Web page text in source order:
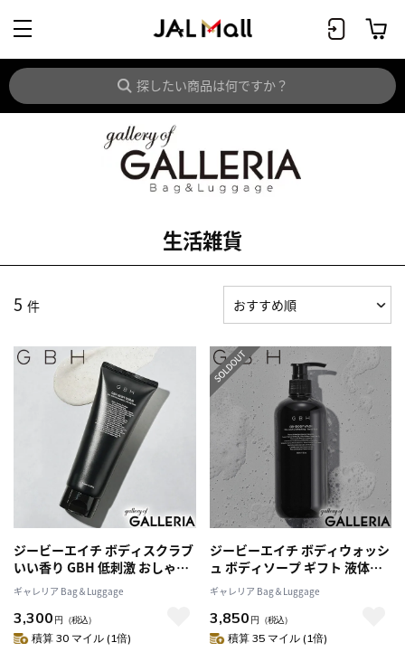
生活雑貨
5 件
ジービーエイチ ボディスクラブ
いい香り GBH 低刺激 おしゃれ
ギフト シンプル ボディケア ケ
ラチンケア スタイリッシュ ナ
チュラル ネロリムスク 150ml
BODY SCRUB NEROLI MUSK
ギャレリア Bag＆Luggage
3,300 円 （税込）
積算 30 マイル (1倍)
ジービーエイチ ボディウォッシ
ュ ボディソープ ギフト 液体
GBH いい匂い 低刺激 おしゃれ
シンプル ネロリムスク スタイ
リッシュ ナチュラル バスタイ
ム 400ml BODY WASH
ギャレリア Bag＆Luggage
3,850 円 （税込）
積算 35 マイル (1倍)